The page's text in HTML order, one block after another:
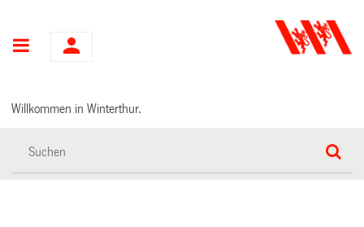
Hauptnavigation
Willkommen in Winterthur.